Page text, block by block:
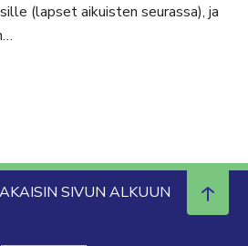
(lapset aikuisten seurassa), ja
SIVUN ALKUUN